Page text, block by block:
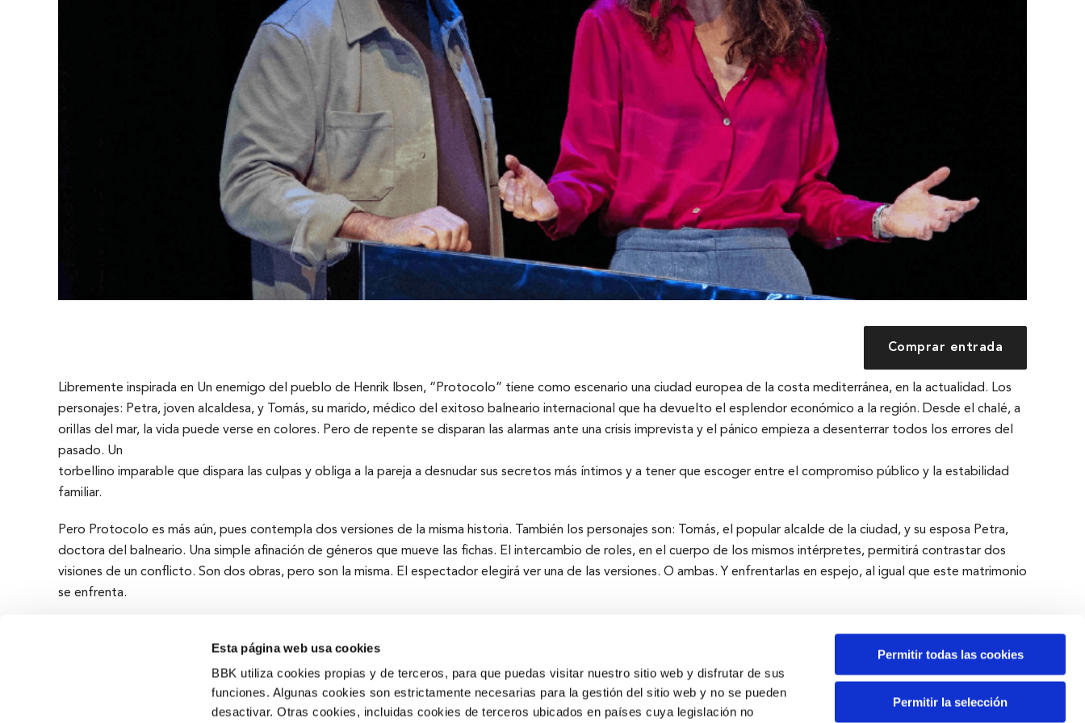
Esta página web usa cookies
BBK utiliza cookies propias y de terceros, para que puedas visitar nuestro sitio web y disfrutar de sus
funciones. Algunas cookies son estrictamente necesarias para la gestión del sitio web y no se pueden
desactivar. Otras cookies, incluidas cookies de terceros ubicados en países cuya legislación no
Permitir todas las cookies
Permitir la selección
Comprar entrada
Libremente inspirada en Un enemigo del pueblo de Henrik Ibsen, “Protocolo” tiene como escenario una ciudad europea de la costa mediterránea, en la actualidad. Los
personajes: Petra, joven alcaldesa, y Tomás, su marido, médico del exitoso balneario internacional que ha devuelto el esplendor económico a la región. Desde el chalé, a
orillas del mar, la vida puede verse en colores. Pero de repente se disparan las alarmas ante una crisis imprevista y el pánico empieza a desenterrar todos los errores del
pasado. Un
torbellino imparable que dispara las culpas y obliga a la pareja a desnudar sus secretos más íntimos y a tener que escoger entre el compromiso público y la estabilidad
familiar.
Pero Protocolo es más aún, pues contempla dos versiones de la misma historia. También los personajes son: Tomás, el popular alcalde de la ciudad, y su esposa Petra,
doctora del balneario. Una simple afinación de géneros que mueve las fichas. El intercambio de roles, en el cuerpo de los mismos intérpretes, permitirá contrastar dos
visiones de un conflicto. Son dos obras, pero son la misma. El espectador elegirá ver una de las versiones. O ambas. Y enfrentarlas en espejo, al igual que este matrimonio
se enfrenta.